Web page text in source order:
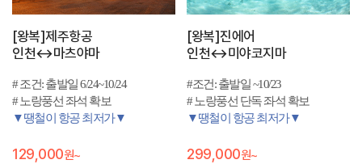
[왕복]제주항공
인천↔마츠야마
# 조건: 출발일 6/24~10/24
# 노랑풍선 좌석 확보
▼땡철이 항공 최저가▼
129,000원~
[왕복]진에어
인천↔미야코지마
#조건: 출발일 ~10/23
# 노랑풍선 단독 좌석 확보
▼땡철이 항공 최저가▼
299,000원~